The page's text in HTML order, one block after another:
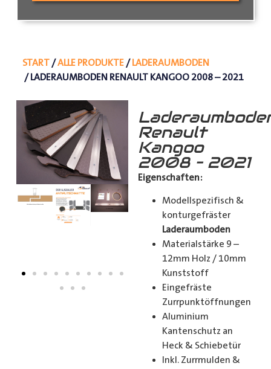
START/ALLE PRODUKTE/LADERAUMBODEN
/ LADERAUMBODEN RENAULT KANGOO 2008 – 2021
Renault
Kangoo
2008 – 2021
Eigenschaften:
Modellspezifisch &
konturgefräster
Laderaumboden
Materialstärke 9 –
12mm Holz / 10mm
Kunststoff
Eingefräste
Zurrpunktöffnungen
Aluminium
Kantenschutz an
Heck & Schiebetür
Inkl. Zurrmulden &